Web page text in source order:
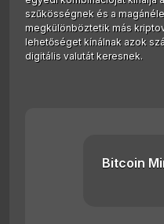
szűkösségnek és a
megkülönböztetik más
lehetőséget kínálnak azok
digitális valutát keresnek.
Bitcoin